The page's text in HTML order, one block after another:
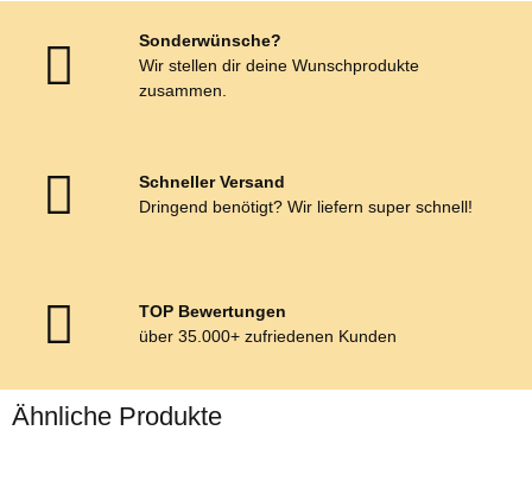
Sonderwünsche?
Wir stellen dir deine Wunschprodukte
zusammen.
Schneller Versand
Dringend benötigt? Wir liefern super schnell!
TOP Bewertungen
über 35.000+ zufriedenen Kunden
Ähnliche Produkte